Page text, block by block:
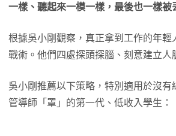
一樣、聽起來一模一樣，最後也一樣被
根據吳小剛觀察，真正拿到工作的年輕
戰術。他們四處探頭探腦、刻意建立人
吳小剛推薦以下策略，特別適用於沒有
管導師「罩」的第一代、低收入學生：